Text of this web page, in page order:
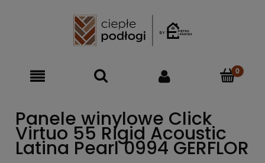
Panele winylowe Click
Virtuo 55 Rigid Acoustic
Latina Pearl 0994 GERFLOR